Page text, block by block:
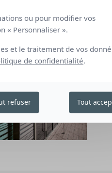
ou pour modifier vos
« Personnaliser ».
et le traitement de vos
de confidentialité.
refuser Tout